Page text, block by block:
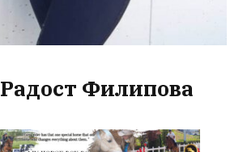
Радост Филипова